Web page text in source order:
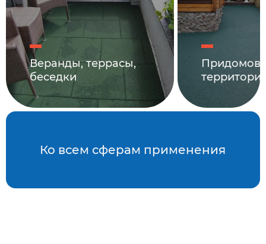
Веранды, террасы,
беседки
Ко всем сферам применения